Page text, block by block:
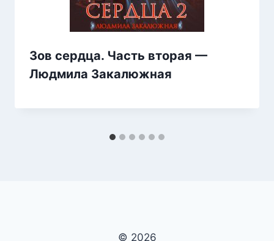
Зов сердца. Часть вторая —
Людмила Закалюжная
© 2026